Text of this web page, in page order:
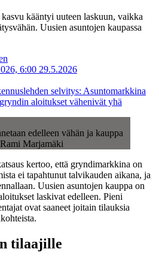
kääntyi uuteen laskuun, vaikka
Uusien asuntojen kaupassa
6:00 29.5.2026
selvitys: Asuntomarkkina
aloitukset vähenivät yhä
edelleen vähän ja kauppa
Marjamäki
kertoo, että gryndimarkkina on
ei tapahtunut talvikauden aikana, ja
Uusien asuntojen kauppa on
laskivat edelleen. Pieni
ovat saaneet joitain tilauksia
tilaajille